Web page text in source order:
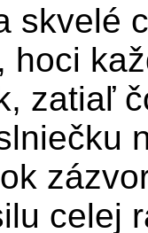
skvelé
hoci
zatiaľ
celej